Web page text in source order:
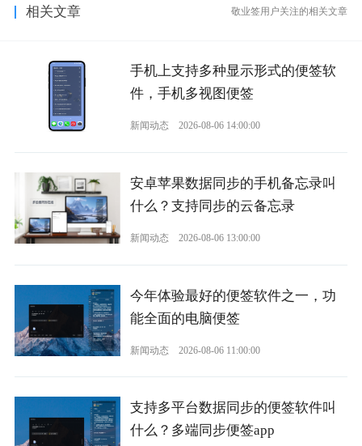
相关文章 敬业签用户关注的相关文章
手机上支持多种显示形式的便签软
件，手机多视图便签
新闻动态 2026-08-06 14:00:00
安卓苹果数据同步的手机备忘录叫
什么？支持同步的云备忘录
新闻动态 2026-08-06 13:00:00
今年体验最好的便签软件之一，功
能全面的电脑便签
新闻动态 2026-08-06 11:00:00
支持多平台数据同步的便签软件叫
什么？多端同步便签app